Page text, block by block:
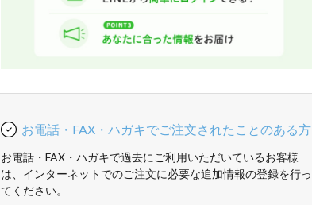
お電話・FAX・ハガキでご注文されたことのある方
お電話・FAX・ハガキで過去にご利用いただいているお客様
は、インターネットでのご注文に必要な追加情報の登録を行っ
てください。